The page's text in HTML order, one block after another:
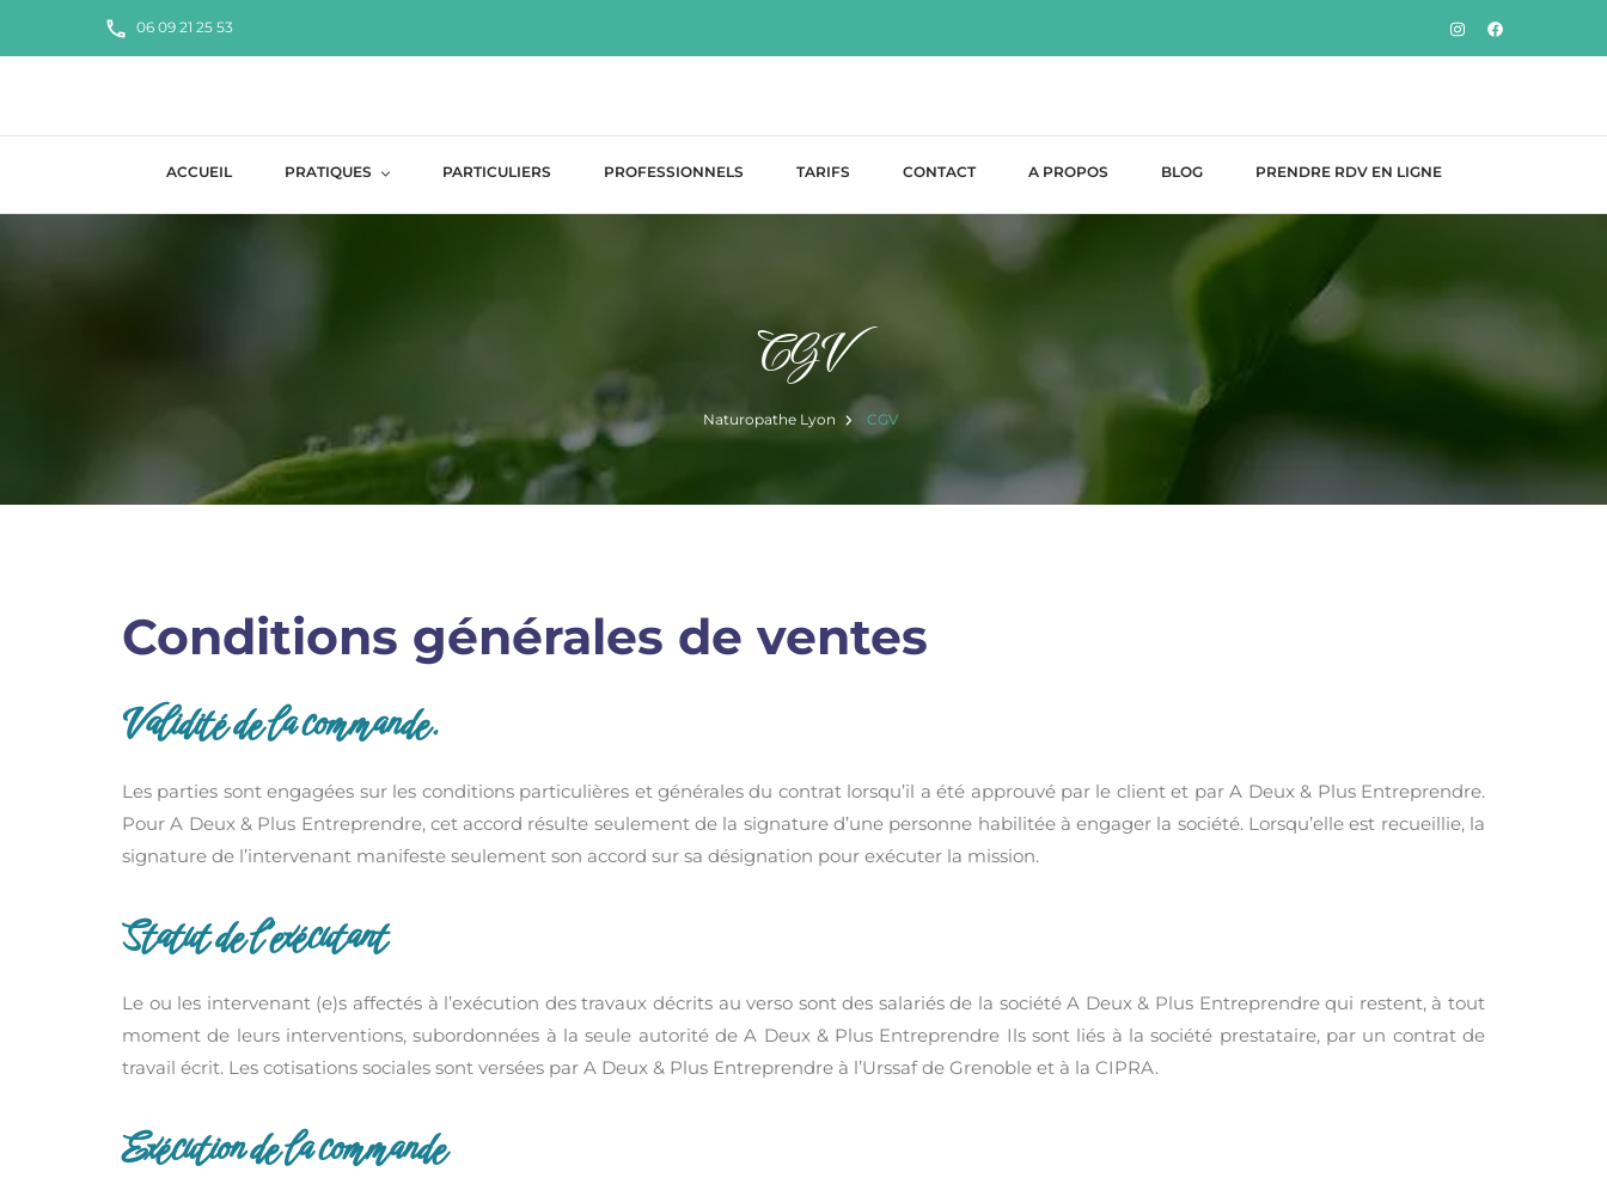
06 09 21 25 53
Naturopathe à Lyon – Laurence Bonmatin
ACCUEIL PRATIQUES PARTICULIERS PROFESSIONNELS TARIFS CONTACT A PROPOS BLOG PRENDRE RDV EN LIGNE
CGV
Naturopathe Lyon CGV
Conditions générales de ventes
Validité de la commande.
Les parties sont engagées sur les conditions particulières et générales du contrat lorsqu’il a été approuvé par le client et par A Deux & Plus Entreprendre.
Pour A Deux & Plus Entreprendre, cet accord résulte seulement de la signature d’une personne habilitée à engager la société. Lorsqu’elle est recueillie, la
signature de l’intervenant manifeste seulement son accord sur sa désignation pour exécuter la mission.
Statut de l’exécutant
Le ou les intervenant (e)s affectés à l’exécution des travaux décrits au verso sont des salariés de la société A Deux & Plus Entreprendre qui restent, à tout
moment de leurs interventions, subordonnées à la seule autorité de A Deux & Plus Entreprendre Ils sont liés à la société prestataire, par un contrat de
travail écrit. Les cotisations sociales sont versées par A Deux & Plus Entreprendre à l’Urssaf de Grenoble et à la CIPRA.
Exécution de la commande